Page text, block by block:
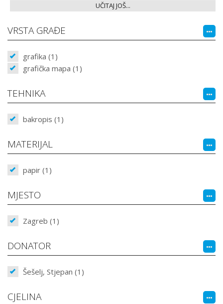
UČITAJ JOŠ...
VRSTA GRAĐE
grafika (1)
grafička mapa (1)
TEHNIKA
bakropis (1)
MATERIJAL
papir (1)
MJESTO
Zagreb (1)
DONATOR
Šešelj, Stjepan (1)
CJELINA